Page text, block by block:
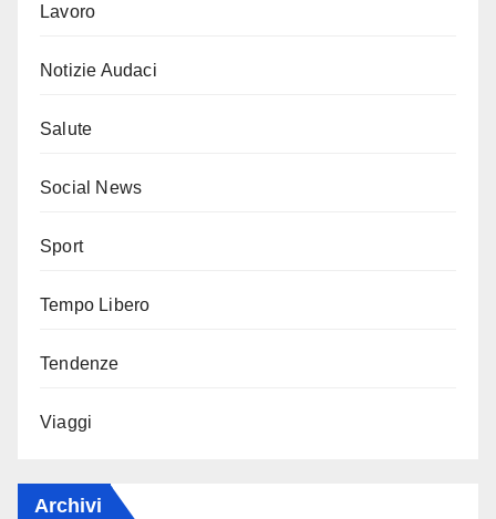
Lavoro
Notizie Audaci
Salute
Social News
Sport
Tempo Libero
Tendenze
Viaggi
Archivi